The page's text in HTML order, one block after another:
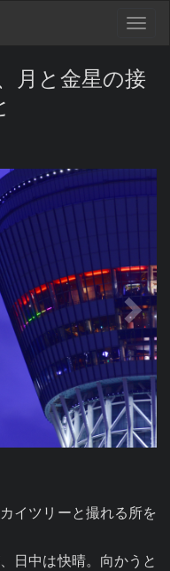
月と金星の接
イツリーと撮れる所を
日中は快晴。向かうと